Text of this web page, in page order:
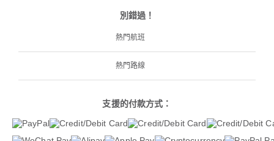
別錯過！
熱門航班
熱門路線
支援的付款方式：